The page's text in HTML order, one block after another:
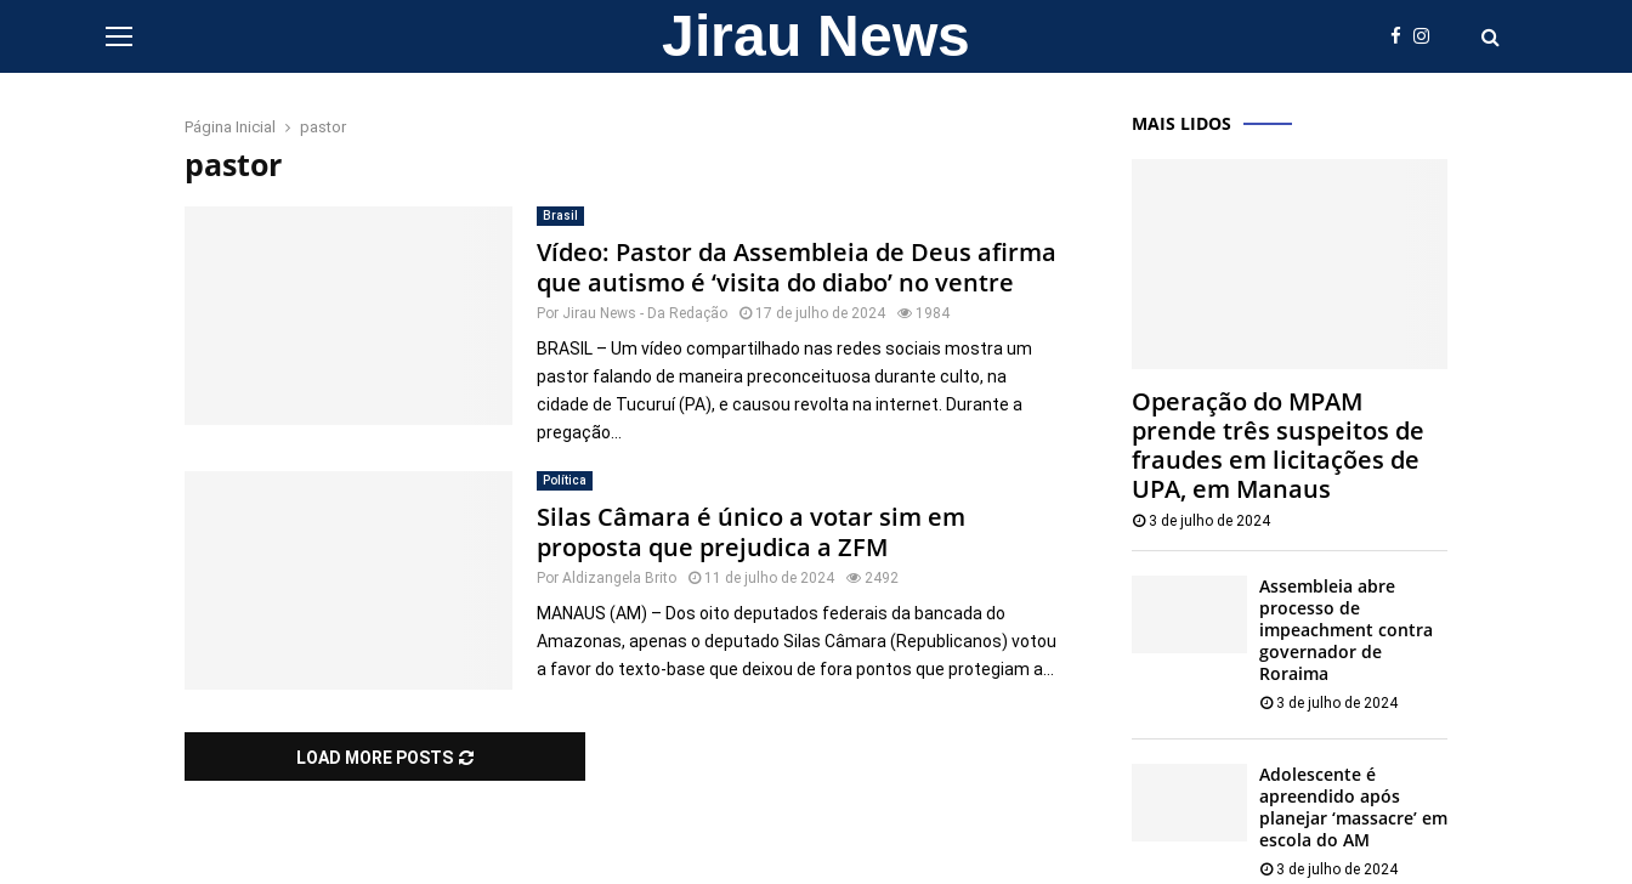
Jirau News
Página Inicial pastor
pastor
Brasil
Vídeo: Pastor da Assembleia de Deus afirma
que autismo é ‘visita do diabo’ no ventre
Por Jirau News - Da Redação 17 de julho de 2024 1984
BRASIL – Um vídeo compartilhado nas redes sociais mostra um
pastor falando de maneira preconceituosa durante culto, na
cidade de Tucuruí (PA), e causou revolta na internet. Durante a
pregação...
Política
Silas Câmara é único a votar sim em
proposta que prejudica a ZFM
Por Aldizangela Brito 11 de julho de 2024 2492
MANAUS (AM) – Dos oito deputados federais da bancada do
Amazonas, apenas o deputado Silas Câmara (Republicanos) votou
a favor do texto-base que deixou de fora pontos que protegiam a...
LOAD MORE POSTS
MAIS LIDOS
Operação do MPAM
prende três suspeitos de
fraudes em licitações de
UPA, em Manaus
3 de julho de 2024
Assembleia abre
processo de
impeachment contra
governador de
Roraima
3 de julho de 2024
Adolescente é
apreendido após
planejar ‘massacre’ em
escola do AM
3 de julho de 2024